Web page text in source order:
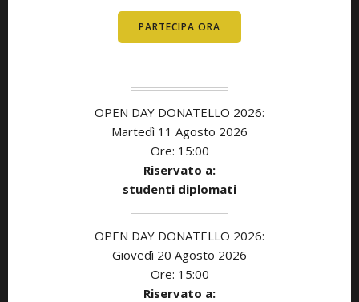
PARTECIPA ORA
OPEN DAY DONATELLO 2026:
Martedì 11 Agosto 2026
Ore: 15:00
Riservato a:
studenti diplomati
OPEN DAY DONATELLO 2026:
Giovedì 20 Agosto 2026
Ore: 15:00
Riservato a: